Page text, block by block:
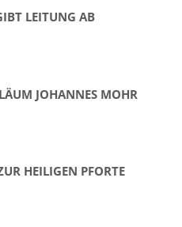
LEITUNG AB
JOHANNES MOHR
HEILIGEN PFORTE